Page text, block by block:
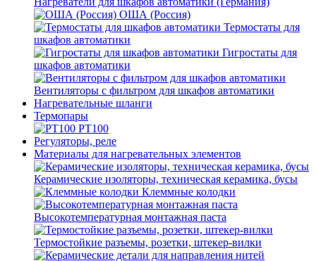
ОША (Россия)
Термостаты для
шкафов автоматики
Гигростаты для
шкафов автоматики
Вентиляторы с фильтром для шкафов автоматики
Нагревательные шланги
Термопары
PT100
Регуляторы, реле
Материалы для нагревательных элементов
Керамические изоляторы, техническая керамика, бусы
Клеммные колодки
Высокотемпературная монтажная паста
Термостойкие разъемы, розетки, штекер-вилки